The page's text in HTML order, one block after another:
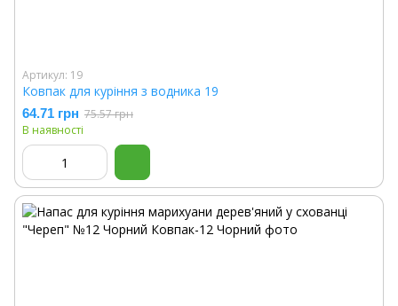
Артикул: 19
Ковпак для куріння з водника 19
64.71 грн 75.57 грн
В наявності